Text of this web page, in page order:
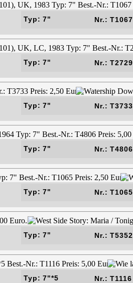
Typ: 7" Nr.: T1067
Typ: 7" Nr.: T2729
Typ: 7" Nr.: T3733
Typ: 7" Nr.: T4806
Typ: 7" Nr.: T1065
Typ: 7" Nr.: T5352
Typ: 7"*5 Nr.: T1116